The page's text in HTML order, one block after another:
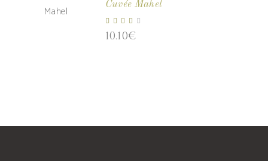
Cuvée Mahel
4.00
10.10€